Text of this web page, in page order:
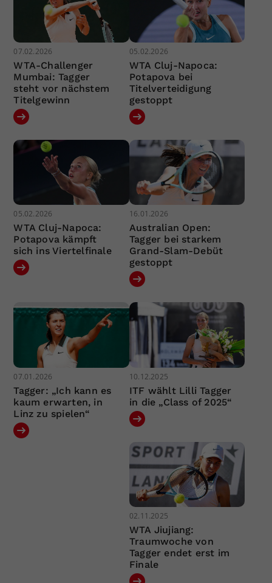
07.02.2026
WTA-Challenger
Mumbai: Tagger
steht vor nächstem
Titelgewinn
05.02.2026
WTA Cluj-Napoca:
Potapova bei
Titelverteidigung
gestoppt
05.02.2026
WTA Cluj-Napoca:
Potapova kämpft
sich ins Viertelfinale
16.01.2026
Australian Open:
Tagger bei starkem
Grand-Slam-Debüt
gestoppt
07.01.2026
Tagger: „Ich kann es
kaum erwarten, in
Linz zu spielen“
10.12.2025
ITF wählt Lilli Tagger
in die „Class of 2025“
02.11.2025
WTA Jiujiang:
Traumwoche von
Tagger endet erst im
Finale